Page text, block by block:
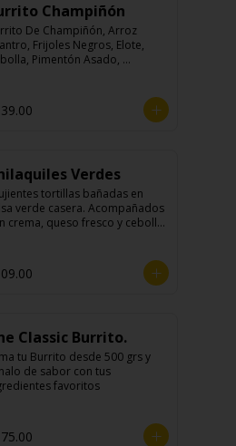
Champiñón
De Champiñón, Arroz
Frijoles Negros, Elote,
Pimentón Asado,
Verdes
tortillas bañadas en
verde casera. Acompañados
crema, queso fresco y cebolla
Classic Burrito.
tu Burrito desde 500 grs y
de sabor con tus
favoritos